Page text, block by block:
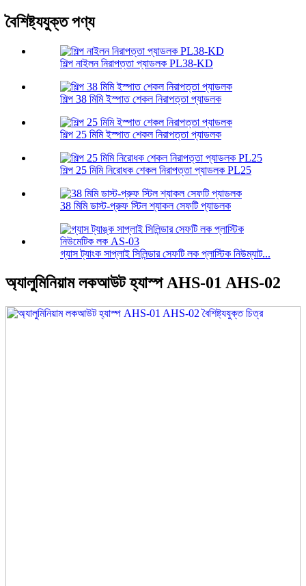
বৈশিষ্ট্যযুক্ত পণ্য
শিল্প নাইলন নিরাপত্তা প্যাডলক PL38-KD
শিল্প 38 মিমি ইস্পাত শেকল নিরাপত্তা প্যাডলক
শিল্প 25 মিমি ইস্পাত শেকল নিরাপত্তা প্যাডলক
শিল্প 25 মিমি নিরোধক শেকল নিরাপত্তা প্যাডলক PL25
38 মিমি ডাস্ট-প্রুফ স্টিল শ্যাকল সেফটি প্যাডলক
গ্যাস ট্যাংক সাপ্লাই সিলিন্ডার সেফটি লক প্লাস্টিক নিউম্যাট...
অ্যালুমিনিয়াম লকআউট হ্যাস্প AHS-01 AHS-02